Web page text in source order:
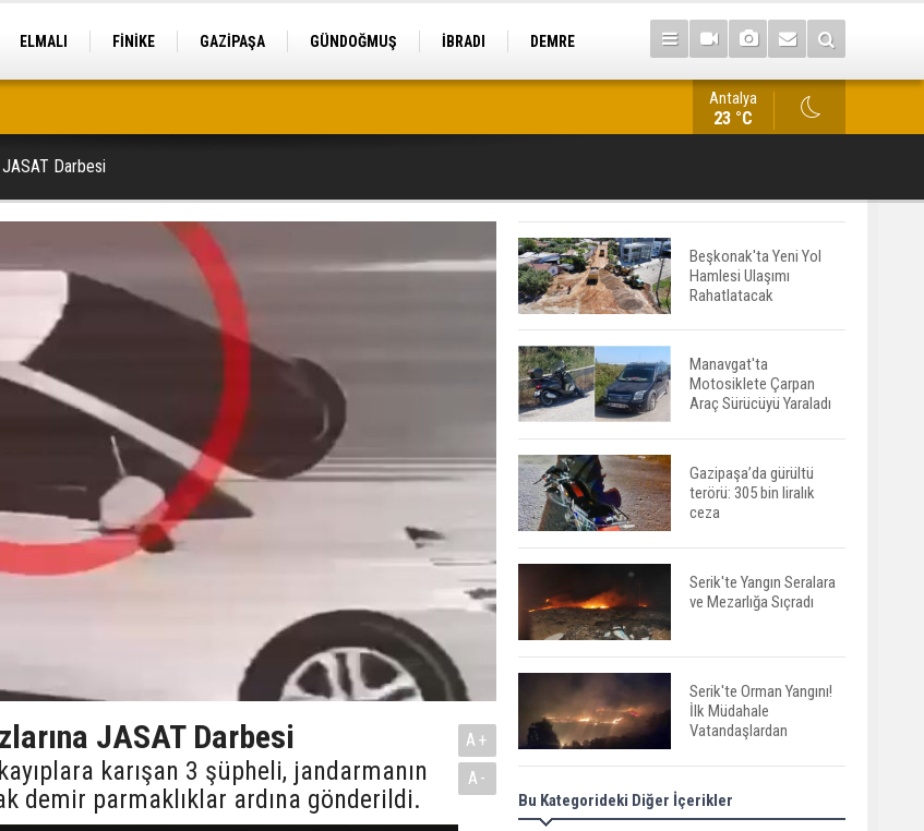
ELMALI FİNİKE GAZİPAŞA GÜNDOĞMUŞ İBRADI
DEMRE
Alanya'da Acil Servis Faturası Şoku: 1.293 Euro Tepkisi
Antalya
23 °C
JASAT Darbesi
JASAT Darbesi
karışan 3 şüpheli, jandarmanın
demir parmaklıklar ardına gönderildi.
A+
A-
Beşkonak'ta Yeni Yol
Hamlesi Ulaşımı
Rahatlatacak
Manavgat'ta
Motosiklete Çarpan
Araç Sürücüyü Yaraladı
Gazipaşa’da gürültü
terörü: 305 bin liralık
ceza
Serik'te Yangın Seralara
ve Mezarlığa Sıçradı
Serik'te Orman Yangını!
İlk Müdahale
Vatandaşlardan
Manavgat'ta Anne ve
Kızına Otomobil Çarptı
Bu Kategorideki Diğer İçerikler